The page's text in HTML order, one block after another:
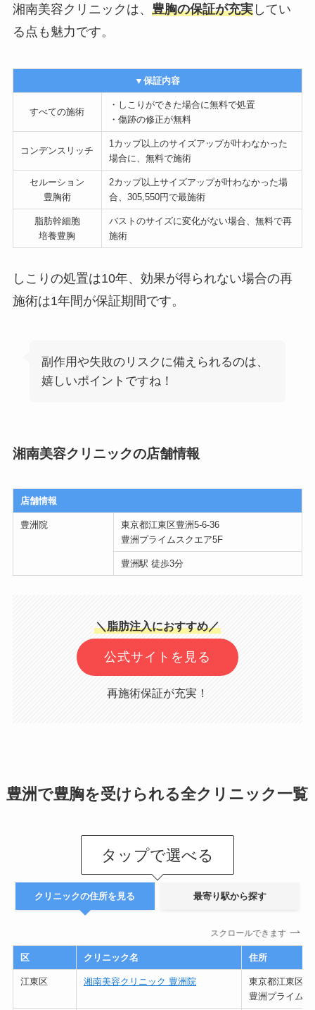
湘南美容クリニックは、 豊胸の保証が充実してい
る点も魅力です。
▼保証内容
すべての施術
・しこりができた場合に無料で処置
・傷跡の修正が無料
コンデンスリッチ
1カップ以上のサイズアップが叶わなかった
場合に、無料で施術
セルーション
豊胸術
2カップ以上サイズアップが叶わなかった場
合、305,550円で最施術
脂肪幹細胞
培養豊胸
バストのサイズに変化がない場合、無料で再
施術
しこりの処置は10年、効果が得られない場合の再
施術は1年間が保証期間です。
副作用や失敗のリスクに備えられるのは、
嬉しいポイントですね！
湘南美容クリニックの店舗情報
店舗情報
豊洲院
東京都江東区豊洲5-6-36
豊洲プライムスクエア5F
豊洲駅 徒歩3分
＼脂肪注入におすすめ／
公式サイトを見る
再施術保証が充実！
豊洲で豊胸を受けられる全クリニック一覧
タップで選べる
クリニックの住所を見る 最寄り駅から探す
スクロールできます
区 クリニック名 住所
江東区 湘南美容クリニック 豊洲院
東京都江東区豊
豊洲プライム